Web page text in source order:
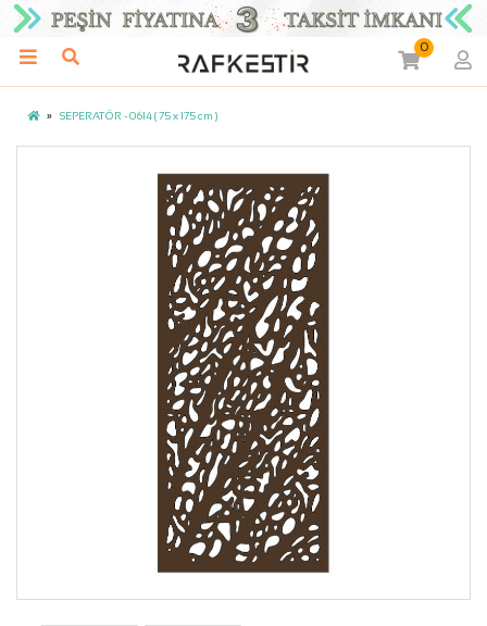
0
SEPERATÖR - 0614 ( 75 x 175 cm )